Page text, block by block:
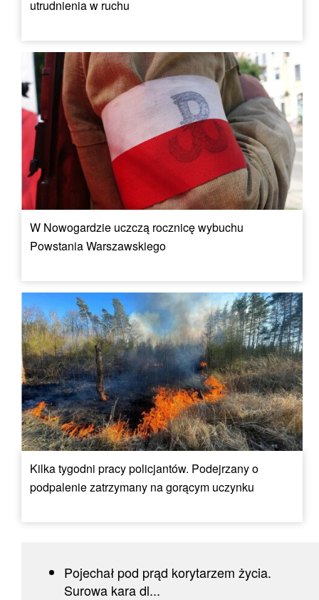
utrudnienia w ruchu
W Nowogardzie uczczą rocznicę wybuchu
Powstania Warszawskiego
Kilka tygodni pracy policjantów. Podejrzany o
podpalenie zatrzymany na gorącym uczynku
Pojechał pod prąd korytarzem życia.
Surowa kara dl...